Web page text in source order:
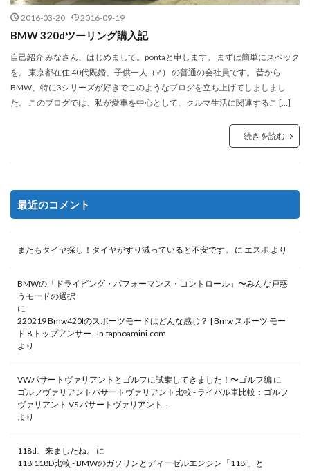
2016-03-20 2016-09-19
BMW 320dツーリング購入記
自己紹介 みなさん、はじめまして。pontaと申します。 まずは簡単にスペック
を。 東京都在住 40代既婚、子供一人（♂） の普通の会社員です。 昔から
BMW、特に3シリーズが好きでこのようなブログを立ち上げてしましまし
た。 このブログでは、私が愛車を中心として、クルマ生活に関連するこ […]
続きを読む
最近のコメント
またもタイヤ探し！タイヤがすり減っていると不安です。 に エスポ より
BMWの「ドライビング・パフォーマンス・コントロール」〜みんな戸惑
うモードの選択
に
220219 Bmw420Iのスポーツモードはどんな感じ？ | Bmw スポーツ モー
ド 8 トップアンサー - In.taphoamini.com
より
VWパサートヴァリアントとゴルフに試乗してきました！〜ゴルフ編 に
ゴルフヴァリアントパサートヴァリアント比較 - ライバル車比較：ゴルフ
ヴァリアント VS パサートヴァリアント ...
より
118d、来ましたね。
に
118I118D比較 - BMWのガソリンとディーゼルエンジン「118i」と